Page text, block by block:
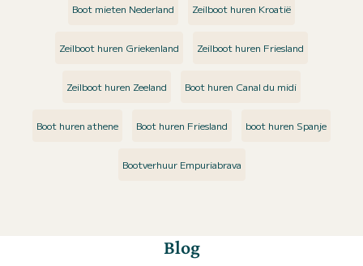
Boot mieten Nederland Zeilboot huren Kroatië
Zeilboot huren Griekenland Zeilboot huren Friesland
Zeilboot huren Zeeland Boot huren Canal du midi
Boot huren athene Boot huren Friesland boot huren Spanje
Bootverhuur Empuriabrava
Blog